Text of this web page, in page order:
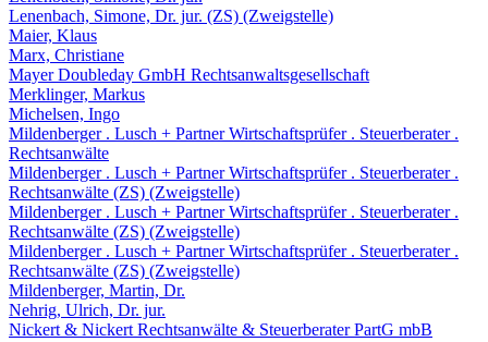
Lenenbach, Simone, Dr. jur. (ZS) (Zweigstelle)
Maier, Klaus
Marx, Christiane
Mayer Doubleday GmbH Rechtsanwaltsgesellschaft
Merklinger, Markus
Michelsen, Ingo
Mildenberger . Lusch + Partner Wirtschaftsprüfer . Steuerberater .
Rechtsanwälte
Mildenberger . Lusch + Partner Wirtschaftsprüfer . Steuerberater .
Rechtsanwälte (ZS) (Zweigstelle)
Mildenberger . Lusch + Partner Wirtschaftsprüfer . Steuerberater .
Rechtsanwälte (ZS) (Zweigstelle)
Mildenberger . Lusch + Partner Wirtschaftsprüfer . Steuerberater .
Rechtsanwälte (ZS) (Zweigstelle)
Mildenberger, Martin, Dr.
Nehrig, Ulrich, Dr. jur.
Nickert & Nickert Rechtsanwälte & Steuerberater PartG mbB